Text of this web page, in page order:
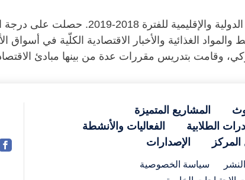
زميلة (من جامعة قطر) لمركز الدراسات
أسعار النفط والمواد الغذائية والأخبار الاقتصادية الكلّية
وقامت بتدريس مقررات عدة من بينها مبادئ
المشاريع المتميزة
الطلابية
الفعاليات والأنشطة
الإصدارات
سياسة الخصوصية